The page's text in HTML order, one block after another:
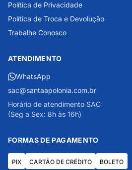
Política de Privacidade
Política de Troca e Devolução
Trabalhe Conosco
ATENDIMENTO
WhatsApp
sac@santaapolonia.com.br
Horário de atendimento SAC
(Seg a Sex: 8h às 16h)
FORMAS DE PAGAMENTO
PIX CARTÃO DE CRÉDITO BOLETO